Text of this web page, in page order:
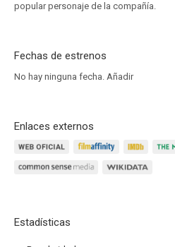
popular personaje de la compañía.
Fechas de estrenos
No hay ninguna fecha. Añadir
Enlaces externos
Estadísticas